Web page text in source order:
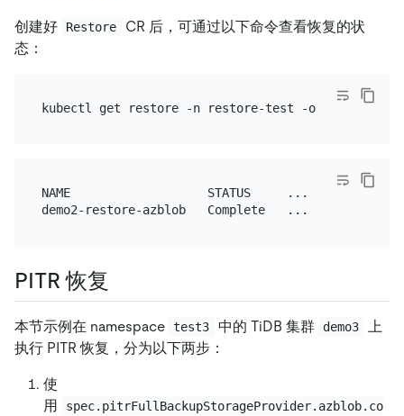
创建好 Restore
CR 后，可通过以下命令查看恢复的状
态：
NAME                   STATUS     ...
PITR 恢复
本节示例在 namespace test3 中的 TiDB 集群 demo3
上
执行 PITR 恢复，分为以下两步：
使
用
spec.pitrFullBackupStorageProvider.azblob.co